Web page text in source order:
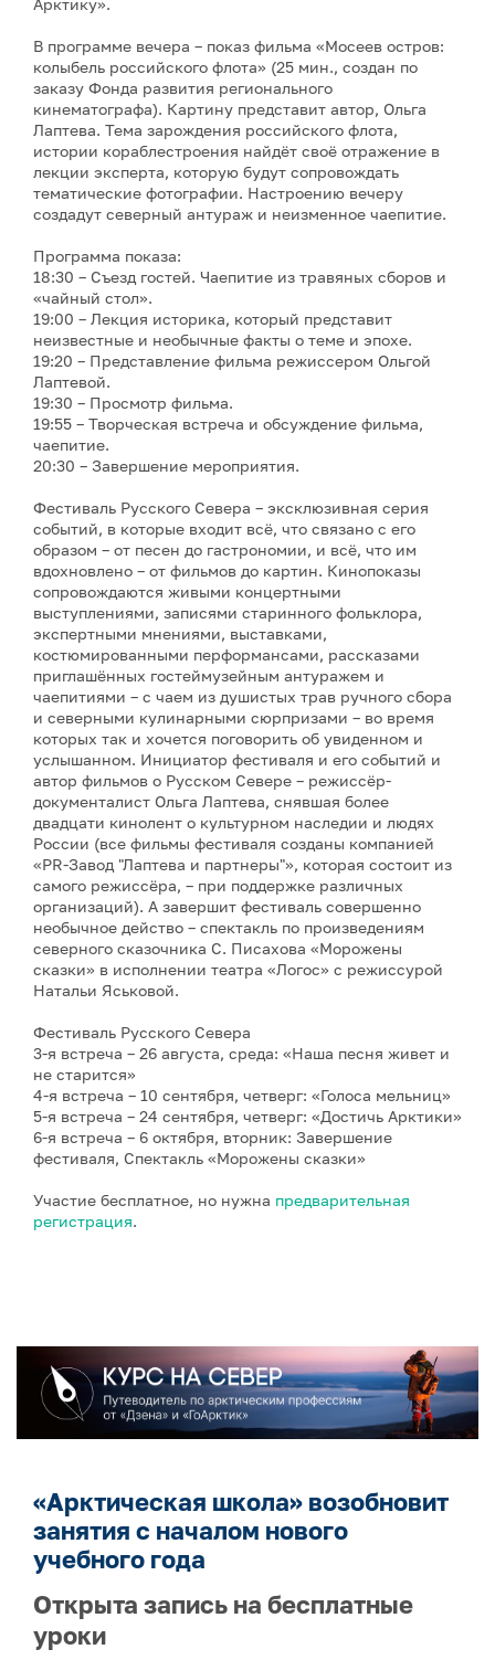
Арктику».
В программе вечера – показ фильма «Мосеев остров:
колыбель российского флота» (25 мин., создан по
заказу Фонда развития регионального
кинематографа). Картину представит автор, Ольга
Лаптева. Тема зарождения российского флота,
истории кораблестроения найдёт своё отражение в
лекции эксперта, которую будут сопровождать
тематические фотографии. Настроению вечеру
создадут северный антураж и неизменное чаепитие.
Программа показа:
18:30 – Съезд гостей. Чаепитие из травяных сборов и
«чайный стол».
19:00 – Лекция историка, который представит
неизвестные и необычные факты о теме и эпохе.
19:20 – Представление фильма режиссером Ольгой
Лаптевой.
19:30 – Просмотр фильма.
19:55 – Творческая встреча и обсуждение фильма,
чаепитие.
20:30 – Завершение мероприятия.
Фестиваль Русского Севера – эксклюзивная серия
событий, в которые входит всё, что связано с его
образом – от песен до гастрономии, и всё, что им
вдохновлено – от фильмов до картин. Кинопоказы
сопровождаются живыми концертными
выступлениями, записями старинного фольклора,
экспертными мнениями, выставками,
костюмированными перформансами, рассказами
приглашённых гостеймузейным антуражем и
чаепитиями – с чаем из душистых трав ручного сбора
и северными кулинарными сюрпризами – во время
которых так и хочется поговорить об увиденном и
услышанном. Инициатор фестиваля и его событий и
автор фильмов о Русском Севере – режиссёр-
документалист Ольга Лаптева, снявшая более
двадцати кинолент о культурном наследии и людях
России (все фильмы фестиваля созданы компанией
«PR-Завод "Лаптева и партнеры"», которая состоит из
самого режиссёра, – при поддержке различных
организаций). А завершит фестиваль совершенно
необычное действо – спектакль по произведениям
северного сказочника С. Писахова «Морожены
сказки» в исполнении театра «Логос» с режиссурой
Натальи Яськовой.
Фестиваль Русского Севера
3-я встреча – 26 августа, среда: «Наша песня живет и
не старится»
4-я встреча – 10 сентября, четверг: «Голоса мельниц»
5-я встреча – 24 сентября, четверг: «Достичь Арктики»
6-я встреча – 6 октября, вторник: Завершение
фестиваля, Спектакль «Морожены сказки»
Участие бесплатное, но нужна предварительная
регистрация.
«Арктическая школа» возобновит
занятия с началом нового
учебного года
Открыта запись на бесплатные
уроки